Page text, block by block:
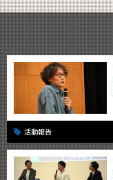
活動報告